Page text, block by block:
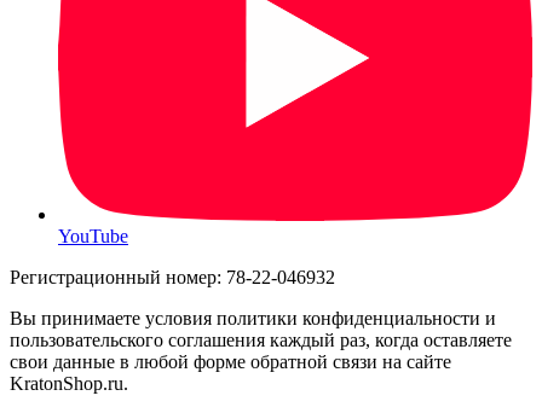
YouTube
Регистрационный номер: 78-22-046932
Вы принимаете условия политики конфиденциальности и
пользовательского соглашения каждый раз, когда оставляете
свои данные в любой форме обратной связи на сайте
KratonShop.ru.